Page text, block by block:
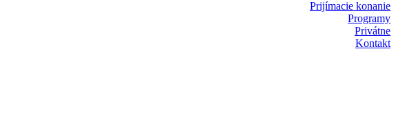
Prijímacie konanie
Programy
Privátne
Kontakt